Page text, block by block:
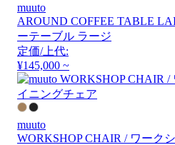
muuto
AROUND COFFEE TABLE
ーテーブル ラージ
定価/上代:
¥145,000 ~
muuto
WORKSHOP CHAIR / ワーク